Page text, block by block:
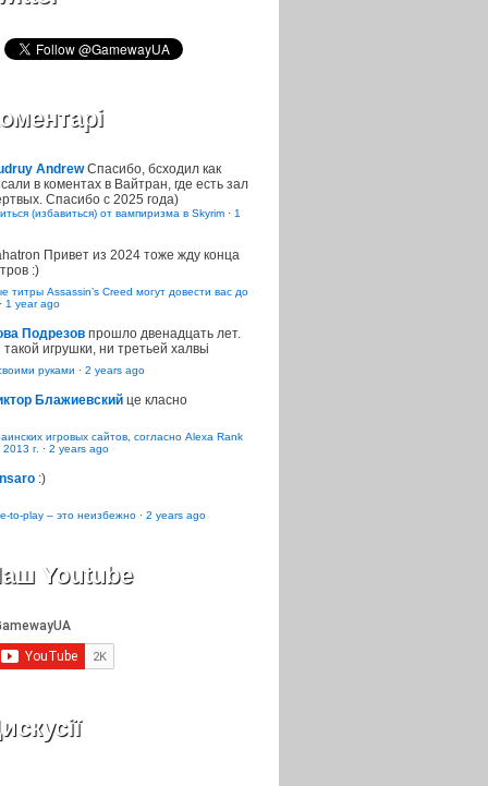
Andrew Спасибо, бсходил как
в коментах в Вайтран, где есть зал
Спасибо с 2025 года)
(избавиться) от вампиризма в Skyrim · 1
Привет из 2024 тоже жду конца
:)
титры Assassin’s Creed могут довести вас до
· 1 year ago
Подрезов прошло двенадцать лет.
такой игрушки, ни третьей халвьі
руками · 2 years ago
Блажиевский це класно
игровых сайтов, согласно Alexa Rank
г. · 2 years ago
:)
to-play – это неизбежно · 2 years ago
Youtube